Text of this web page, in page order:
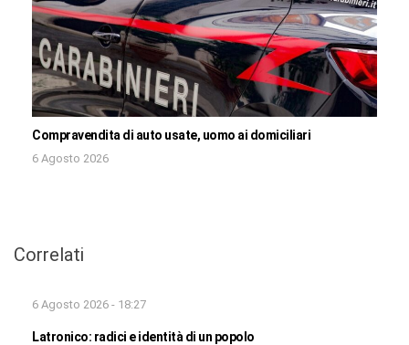
Compravendita di auto usate, uomo ai domiciliari
6 Agosto 2026
Correlati
6 Agosto 2026 - 18:27
Latronico: radici e identità di un popolo